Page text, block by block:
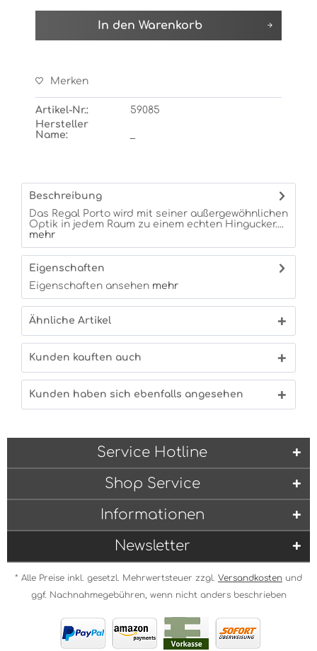
In den Warenkorb
Merken
Artikel-Nr.:
59085
Hersteller
Name:
Beschreibung
Das Regal Porto wird mit seiner außergewöhnlichen
Optik in jedem Raum zu einem echten Hingucker....
mehr
Eigenschaften
Eigenschaften ansehen mehr
Ähnliche Artikel
Kunden kauften auch
Kunden haben sich ebenfalls angesehen
Service Hotline
Shop Service
Informationen
Newsletter
* Alle Preise inkl. gesetzl. Mehrwertsteuer zzgl. Versandkosten und
ggf. Nachnahmegebühren, wenn nicht anders beschrieben